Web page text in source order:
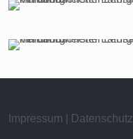
Impressum | Datenschutz